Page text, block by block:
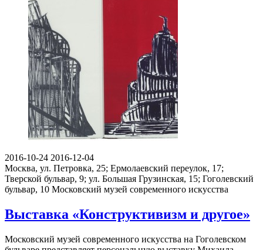
2016-10-24 2016-12-04
Москва, ул. Петровка, 25; Ермолаевский переулок, 17;
Тверской бульвар, 9; ул. Большая Грузинская, 15; Гоголевский
бульвар, 10 Московский музей современного искусства
Выставка «Конструктивизм и другое»
Московский музей современного искусства на Гоголевском